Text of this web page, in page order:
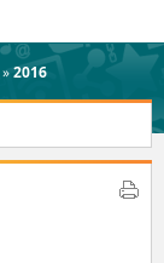
»2016